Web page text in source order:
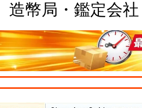
造幣局・鑑定会